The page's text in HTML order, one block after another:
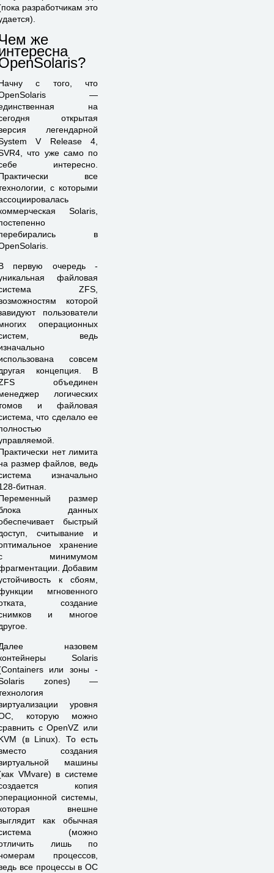
разработчикам это
же
с того, что
—
на
открытая
легендарной
V Release 4,
что уже само по
интересно.
все
с которыми
Solaris,
в
первую очередь -
файловая
ZFS,
которой
пользователи
операционных
ведь
совсем
концепция. В
объединен
логических
и файловая
что сделало ее
нет лимита
размер файлов, ведь
изначально
битная.
размер
данных
быстрый
считывание и
хранение
минимумом
Добавим
к сбоям,
мгновенного
создание
и многое
назовем
Solaris
или зоны -
zones) —
уровня
которую можно
с OpenVZ или
(в Linux). То есть
создания
машины
VMvare) в системе
копия
системы,
внешне
как обычная
(можно
лишь по
процессов,
все процессы в ОС